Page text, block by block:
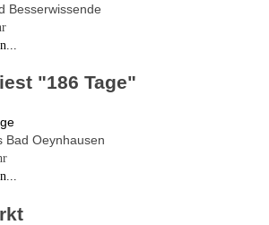
Besserwissende
"186 Tage"
Bad Oeynhausen